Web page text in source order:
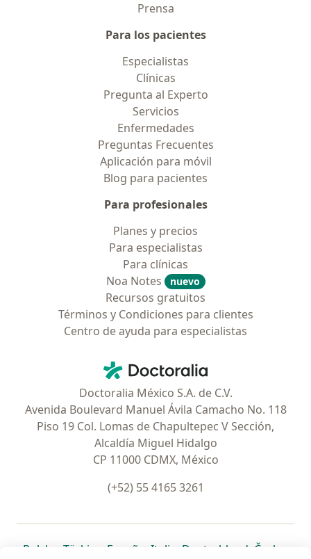
Prensa
Para los pacientes
Especialistas
Clínicas
Pregunta al Experto
Servicios
Enfermedades
Preguntas Frecuentes
Aplicación para móvil
Blog para pacientes
Para profesionales
Planes y precios
Para especialistas
Para clínicas
Noa Notes
nuevo
Recursos gratuitos
Términos y Condiciones para clientes
Centro de ayuda para especialistas
Doctoralia - Página de inicio
Doctoralia México S.A. de C.V.
Avenida Boulevard Manuel Ávila Camacho No. 118
Piso 19 Col. Lomas de Chapultepec V Sección,
Alcaldía Miguel Hidalgo
CP 11000 CDMX, México
(+52) 55 4165 3261
Polska se abre en una nueva pestaña
Türkiye se abre en una nueva pestaña
España se abre en una nueva pestaña
Italia se abre en una nueva
Deutschlandse abre en
Česko